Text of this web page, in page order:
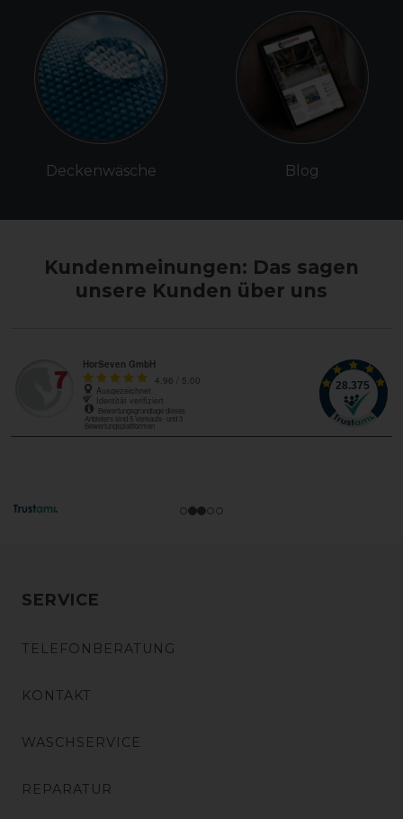
Deckenwäsche Blog
Kundenmeinungen: Das sagen
unsere Kunden über uns
SERVICE
TELEFONBERATUNG
KONTAKT
WASCHSERVICE
REPARATUR